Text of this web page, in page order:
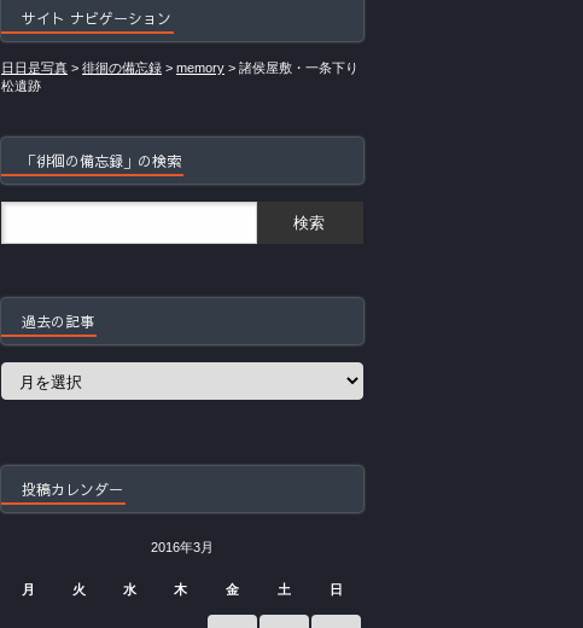
サイト ナビゲーション
日日是写真 > 徘徊の備忘録 > memory > 諸侯屋敷・一条下り
松遺跡
「徘徊の備忘録」の検索
過去の記事
過
投稿カレンダー
2016年3月
月 火 水 木 金 土 日